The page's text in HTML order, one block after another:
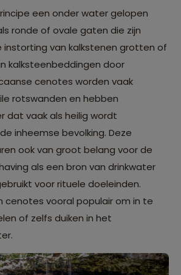
een onder water gelopen
ronde of ovale gaten die zijn
van kalkstenen grotten of
kalksteenbeddingen door
cenotes worden vaak
rotswanden en hebben
dat vaak als heilig wordt
inheemse bevolking. Deze
ook van groot belang voor de
als een bron van drinkwater
voor rituele doeleinden.
cenotes vooral populair om in te
of zelfs duiken in het